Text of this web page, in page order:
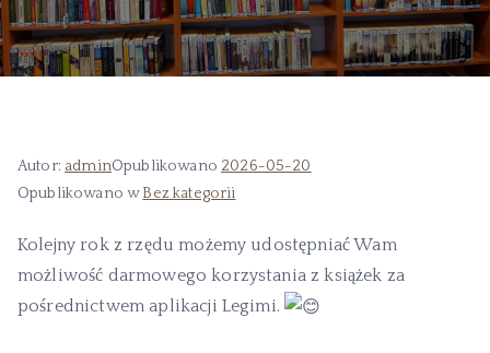
Autor: adminOpublikowano 2026-05-20
Opublikowano wBez kategorii
Kolejny rok z rzędu możemy udostępniać Wam
możliwość darmowego korzystania z książek za
pośrednictwem aplikacji Legimi.